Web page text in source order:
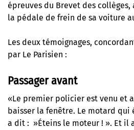
épreuves du Brevet des
la pédale de frein de sa voiture
Les deux témoignages,
par Le Parisien :
Passager avant
«Le premier policier est venu et
baisser la fenêtre. Le motard
a dit : »Éteins le moteur ! ». Et il